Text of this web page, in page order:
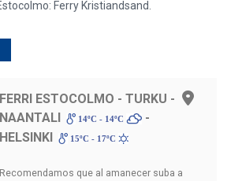
FERRI ESTOCOLMO - TURKU -
NAANTALI
14ºC - 14ºC
-
HELSINKI
15ºC - 17ºC
Recomendamos que al amanecer suba a